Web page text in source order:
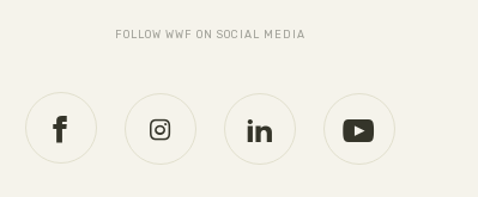
FOLLOW WWF ON SOCIAL MEDIA